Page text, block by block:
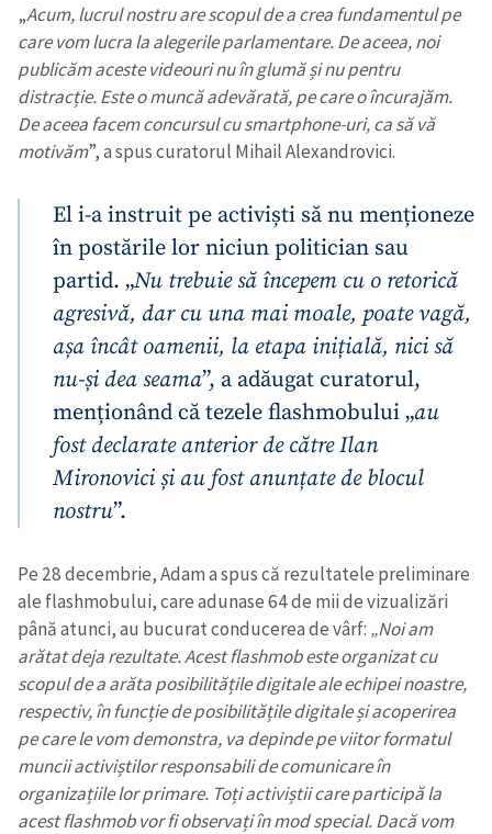
„Acum, lucrul nostru are scopul de a crea fundamentul pe
care vom lucra la alegerile parlamentare. De aceea, noi
publicăm aceste videouri nu în glumă și nu pentru
distracție. Este o muncă adevărată, pe care o încurajăm.
De aceea facem concursul cu smartphone-uri, ca să vă
motivăm”, a spus curatorul Mihail Alexandrovici.
El i-a instruit pe activiști să nu menționeze
în postările lor niciun politician sau
partid. „Nu trebuie să începem cu o retorică
agresivă, dar cu una mai moale, poate vagă,
așa încât oamenii, la etapa inițială, nici să
nu-și dea seama”, a adăugat curatorul,
menționând că tezele flashmobului „au
fost declarate anterior de către Ilan
Mironovici și au fost anunțate de blocul
nostru”.
Pe 28 decembrie, Adam a spus că rezultatele preliminare
ale flashmobului, care adunase 64 de mii de vizualizări
până atunci, au bucurat conducerea de vârf: „Noi am
arătat deja rezultate. Acest flashmob este organizat cu
scopul de a arăta posibilitățile digitale ale echipei noastre,
respectiv, în funcție de posibilitățile digitale și acoperirea
pe care le vom demonstra, va depinde pe viitor formatul
muncii activiștilor responsabili de comunicare în
organizațiile lor primare. Toți activiștii care participă la
acest flashmob vor fi observați în mod special. Dacă vom